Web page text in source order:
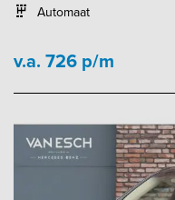
Automaat
v.a. 726 p/m